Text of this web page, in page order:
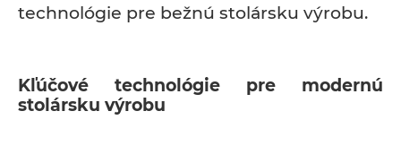
technológie pre bežnú stolársku výrobu.
Kľúčové technológie pre modernú
stolársku výrobu